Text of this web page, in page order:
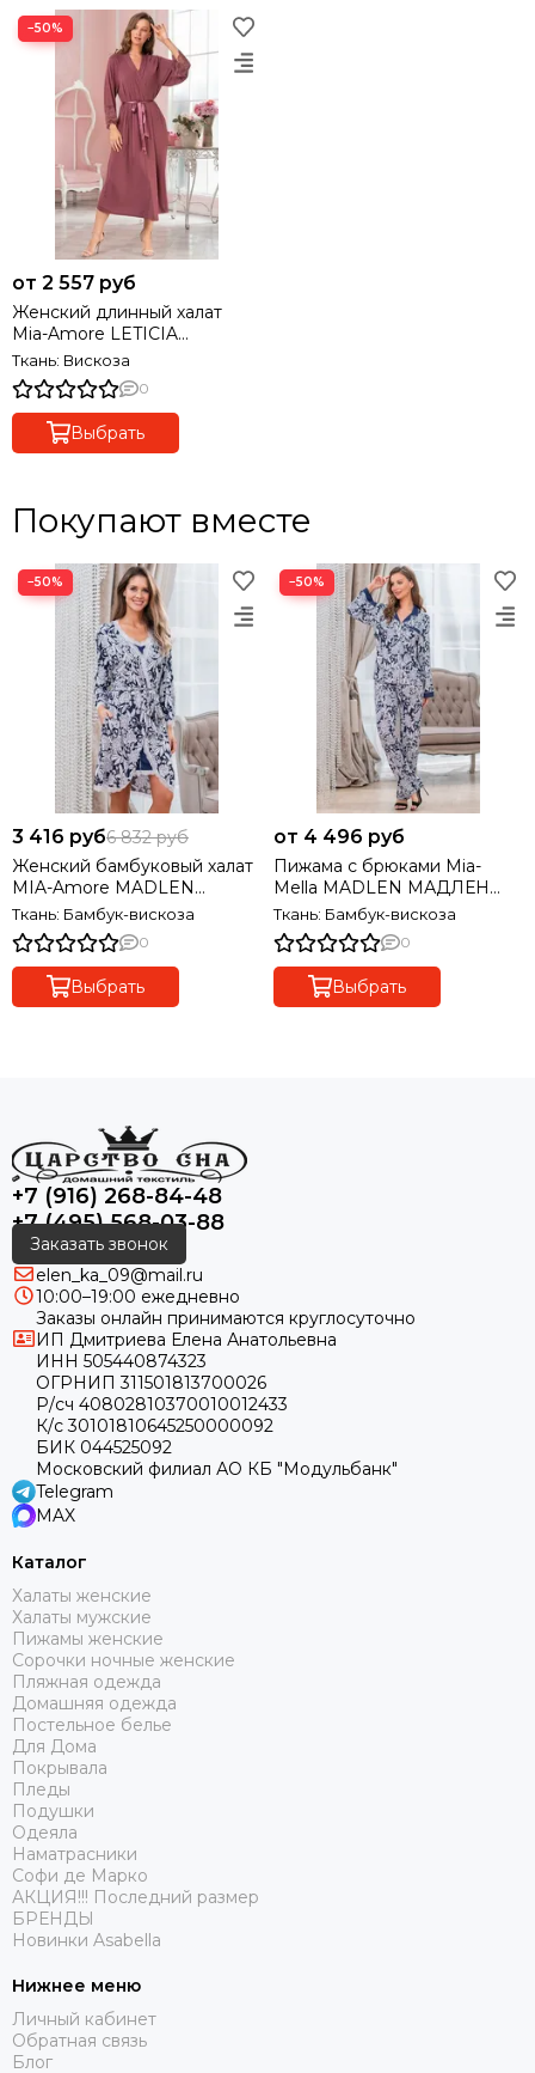
−50%
от 2 557 руб
Женский длинный халат
Mia-Amore LETICIA
ЛЕТИЦИЯ 1679
Ткань: Вискоза
0
Выбрать
Покупают вместе
−50%
3 416 руб6 832 руб
Женский бамбуковый халат
MIA-Amore MADLEN
МАДЛЕН 6419
Ткань: Бамбук-вискоза
0
Выбрать
−50%
от 4 496 руб
Пижама с брюками Mia-
Mella MADLEN МАДЛЕН
6418
Ткань: Бамбук-вискоза
0
Выбрать
+7 (916) 268-84-48
+7 (495) 568-03-88
Заказать звонок
elen_ka_09@mail.ru
10:00–19:00 ежедневно
Заказы онлайн принимаются круглосуточно
ИП Дмитриева Елена Анатольевна
ИНН 505440874323
ОГРНИП 311501813700026
Р/сч 40802810370010012433
К/с 30101810645250000092
БИК 044525092
Московский филиал АО КБ "Модульбанк"
Telegram
MAX
Каталог
Халаты женские
Халаты мужские
Пижамы женские
Сорочки ночные женские
Пляжная одежда
Домашняя одежда
Постельное белье
Для Дома
Покрывала
Пледы
Подушки
Одеяла
Наматрасники
Софи де Марко
АКЦИЯ!!! Последний размер
БРЕНДЫ
Новинки Asabella
Нижнее меню
Личный кабинет
Обратная связь
Блог